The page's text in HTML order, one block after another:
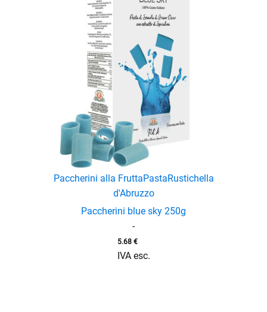
Paccherini alla FruttaPastaRustichella
d'Abruzzo
Paccherini blue sky 250g
-
5.68 €
IVA esc.